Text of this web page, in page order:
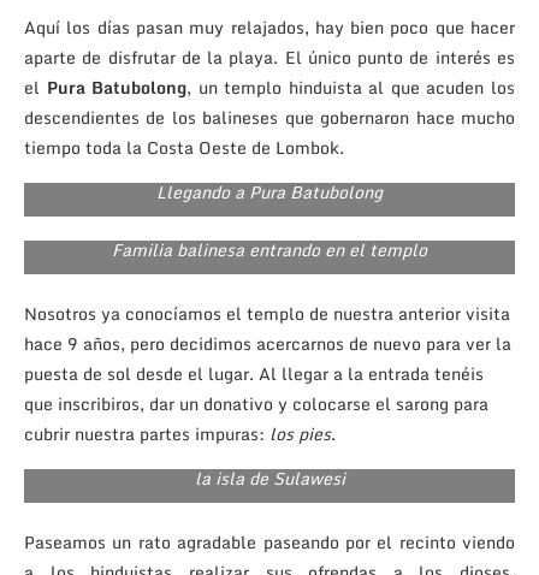
Aquí los días pasan muy relajados, hay bien poco que hacer
aparte de disfrutar de la playa. El único punto de interés es
el Pura Batubolong, un templo hinduista al que acuden los
descendientes de los balineses que gobernaron hace mucho
tiempo toda la Costa Oeste de Lombok.
Llegando a Pura Batubolong
Familia balinesa entrando en el templo
Nosotros ya conocíamos el templo de nuestra anterior visita
hace 9 años, pero decidimos acercarnos de nuevo para ver la
puesta de sol desde el lugar. Al llegar a la entrada tenéis
que inscribiros, dar un donativo y colocarse el sarong para
cubrir nuestra partes impuras: los pies.
la isla de Sulawesi
Paseamos un rato agradable paseando por el recinto viendo